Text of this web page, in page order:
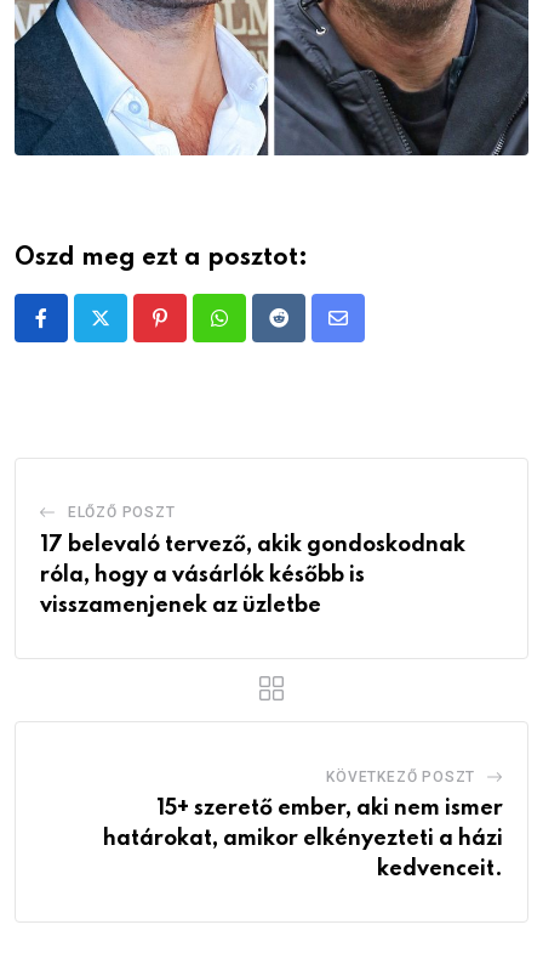
Oszd meg ezt a posztot:
PinterestWhatsappRedditShare
ELŐZŐ POSZT
17 belevaló tervező, akik gondoskodnak
róla, hogy a vásárlók később is
visszamenjenek az üzletbe
KÖVETKEZŐ POSZT
15+ szerető ember, aki nem ismer
határokat, amikor elkényezteti a házi
kedvenceit.